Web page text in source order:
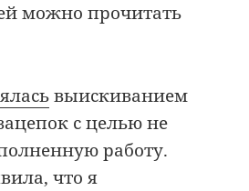
можно прочитать
выискиванием
с целью не
работу.
что я